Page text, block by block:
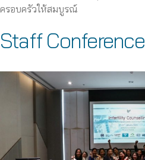
ครอบครัวให้สมบูรณ์
Staff Conference